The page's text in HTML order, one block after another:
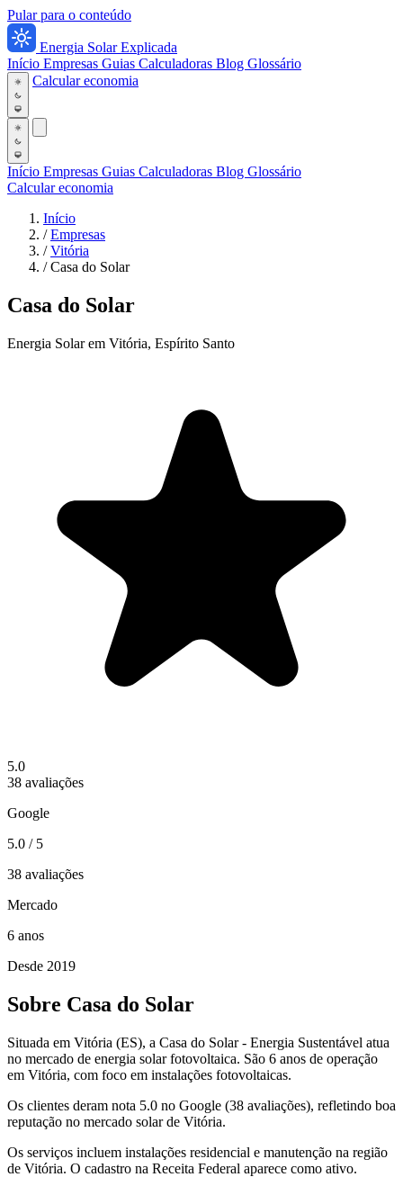
Pular para o conteúdo
Energia Solar Explicada
Início Empresas Guias Calculadoras Blog Glossário
Calcular economia
Início Empresas Guias Calculadoras Blog Glossário
Calcular economia
Início
/ Empresas
/ Vitória
/ Casa do Solar
Casa do Solar
Energia Solar em Vitória, Espírito Santo
5.0
38 avaliações
Google
5.0 / 5
38 avaliações
Mercado
6 anos
Desde 2019
Sobre Casa do Solar
Situada em Vitória (ES), a Casa do Solar - Energia Sustentável atua
no mercado de energia solar fotovoltaica. São 6 anos de operação
em Vitória, com foco em instalações fotovoltaicas.
Os clientes deram nota 5.0 no Google (38 avaliações), refletindo boa
reputação no mercado solar de Vitória.
Os serviços incluem instalações residencial e manutenção na região
de Vitória. O cadastro na Receita Federal aparece como ativo.